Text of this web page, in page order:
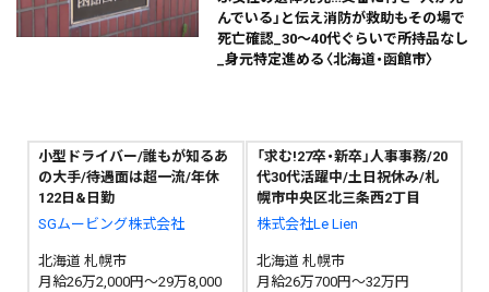
んでいる」と伝え消防が救助もその場で
死亡確認_30～40代ぐらいで所持品なし
_身元特定進める〈北海道・函館市〉
小型ドライバー/誰もが知るあ
の大手/待遇面は超一流/年休
122日&日勤
SGムービング株式会社
北海道 札幌市
月給26万2,000円～29万8,000
「求む!27卒・新卒」人事事務/20
代30代活躍中/土日祝休み/札
幌市中央区北三条西2丁目
株式会社Le Lien
北海道 札幌市
月給26万700円～32万円